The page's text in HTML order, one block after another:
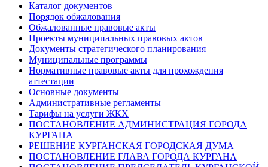
Каталог документов
Порядок обжалования
Обжалованные правовые акты
Проекты муниципальных правовых актов
Документы стратегического планирования
Муниципальные программы
Нормативные правовые акты для прохождения
аттестации
Основные документы
Административные регламенты
Тарифы на услуги ЖКХ
ПОСТАНОВЛЕНИЕ АДМИНИСТРАЦИЯ ГОРОДА
КУРГАНА
РЕШЕНИЕ КУРГАНСКАЯ ГОРОДСКАЯ ДУМА
ПОСТАНОВЛЕНИЕ ГЛАВА ГОРОДА КУРГАНА